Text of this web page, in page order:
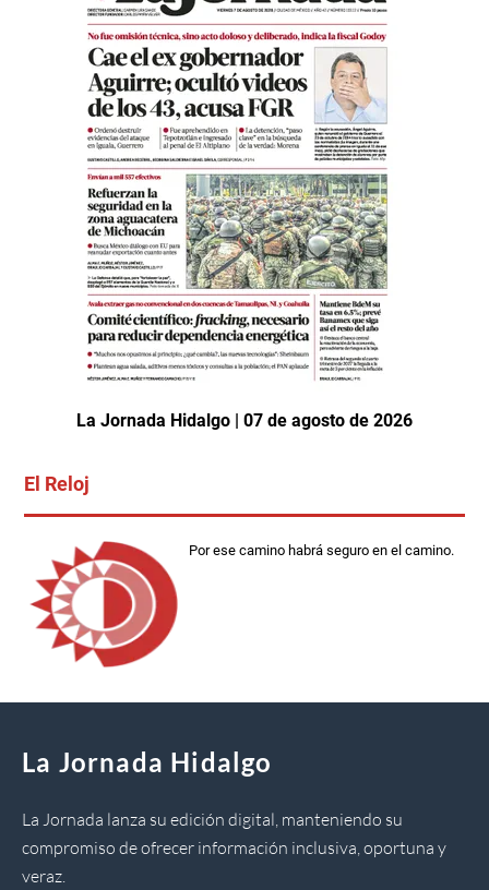
La Jornada Hidalgo | 07 de agosto de 2026
El Reloj
Por ese camino habrá seguro en el camino.
La Jornada Hidalgo
La Jornada lanza su edición digital, manteniendo su
compromiso de ofrecer información inclusiva, oportuna y
veraz.